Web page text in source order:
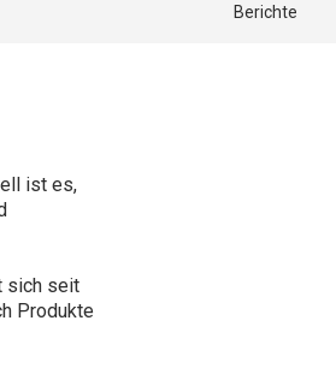
Berichte
ist es,
sich seit
Produkte